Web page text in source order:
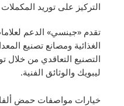
التركيز على توريد المكملات
تقدم «جينسي» الدعم لعلامات
التصنيع التعاقدي من خلال
ليبويك والوثائق الفنية.
خيارات مواصفات حمض ألفا